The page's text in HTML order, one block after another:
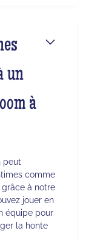
un
à
peut
comme
à notre
jouer en
équipe pour
la honte